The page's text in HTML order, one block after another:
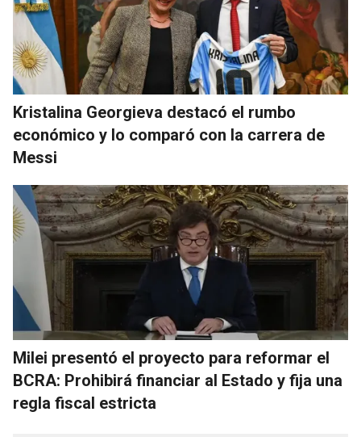
Kristalina Georgieva destacó el rumbo
económico y lo comparó con la carrera de
Messi
Milei presentó el proyecto para reformar el
BCRA: Prohibirá financiar al Estado y fija una
regla fiscal estricta